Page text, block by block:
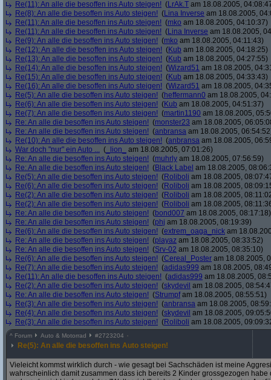
Re(11): An alle die besoffen ins Auto steigen! (LrAk.T am 18.08.2005,
Re(8): An alle die besoffen ins Auto steigen! (Lina Inverse am 18.08.2005,
Re(11): An alle die besoffen ins Auto steigen! (mko am 18.08.2005, 04:10:37)
Re(11): An alle die besoffen ins Auto steigen! (Lina Inverse am 18.08.2005,
Re(9): An alle die besoffen ins Auto steigen! (mko am 18.08.2005, 04:11:43)
Re(12): An alle die besoffen ins Auto steigen! (Kub am 18.08.2005, 04:18:25)
Re(13): An alle die besoffen ins Auto steigen! (Kub am 18.08.2005, 04:27:55)
Re(14): An alle die besoffen ins Auto steigen! (Wizard51 am 18.08.2005,
Re(15): An alle die besoffen ins Auto steigen! (Kub am 18.08.2005, 04:33:43)
Re(16): An alle die besoffen ins Auto steigen! (Wizard51 am 18.08.2005,
Re(5): An alle die besoffen ins Auto steigen! (heffermann0 am 18.08.2005,
Re(6): An alle die besoffen ins Auto steigen! (Kub am 18.08.2005, 04:51:37)
Re(7): An alle die besoffen ins Auto steigen! (martin1190 am 18.08.2005,
Re: An alle die besoffen ins Auto steigen! (monster23 am 18.08.2005,
Re: An alle die besoffen ins Auto steigen! (anbransa am 18.08.2005,
Re(10): An alle die besoffen ins Auto steigen! (anbransa am 18.08.2005,
War doch "nur" ein Auto ... ( _lion_
am 18.08.2005, 07:01:26)
Re: An alle die besoffen ins Auto steigen! (muhrly am 18.08.2005, 07:56:59)
Re: An alle die besoffen ins Auto steigen! (Black Label am 18.08.2005,
Re(5): An alle die besoffen ins Auto steigen! (Roliboli am 18.08.2005,
Re(6): An alle die besoffen ins Auto steigen! (Roliboli am 18.08.2005,
Re(2): An alle die besoffen ins Auto steigen! (Roliboli am 18.08.2005,
Re(2): An alle die besoffen ins Auto steigen! (Roliboli am 18.08.2005,
Re: An alle die besoffen ins Auto steigen! (bond007 am 18.08.2005, 08:17:18)
Re: An alle die besoffen ins Auto steigen! (phj am 18.08.2005, 08:19:39)
Re(6): An alle die besoffen ins Auto steigen! (extrem_oaga_nick am
Re: An alle die besoffen ins Auto steigen! (playaz am 18.08.2005, 08:33:52)
Re: An alle die besoffen ins Auto steigen! (Srv-02 am 18.08.2005, 08:35:10)
Re(6): An alle die besoffen ins Auto steigen! (Cereal_Poster am 18.08.2005,
Re(7): An alle die besoffen ins Auto steigen! (adidas999 am 18.08.2005,
Re(11): An alle die besoffen ins Auto steigen! (adidas999 am 18.08.2005,
Re(2): An alle die besoffen ins Auto steigen! (skydevil am 18.08.2005,
Re: An alle die besoffen ins Auto steigen! (Strumpfam 18.08.2005, 08:55:51)
Re(3): An alle die besoffen ins Auto steigen! (anbransa am 18.08.2005,
Re(4): An alle die besoffen ins Auto steigen! (skydevil am 18.08.2005,
Re(3): An alle die besoffen ins Auto steigen! (Roliboli am 18.08.2005,
^ Forum Auto & Motorrad #2723204
Re(5): An alle die besoffen ins Auto steigen!
Vieleicht kommst wirklich durch - wie gesagt bei Sachschäden ist meine
wahrscheinlich damit zusammen dass ich bereits 2 Kinder grossgezogen